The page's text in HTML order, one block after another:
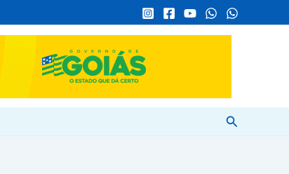
Pesquisar